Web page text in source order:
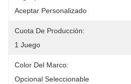
Aceptar Personalizado
Cuota De Producción:
1 Juego
Color Del Marco:
Opcional Seleccionable